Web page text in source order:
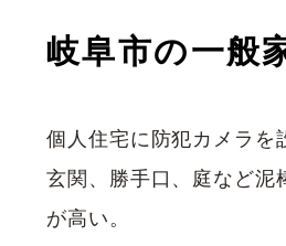
岐阜市の一般
個人住宅に防犯カメラを
玄関、勝手口、庭など泥
が高い。